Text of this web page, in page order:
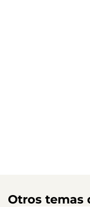
Otros temas